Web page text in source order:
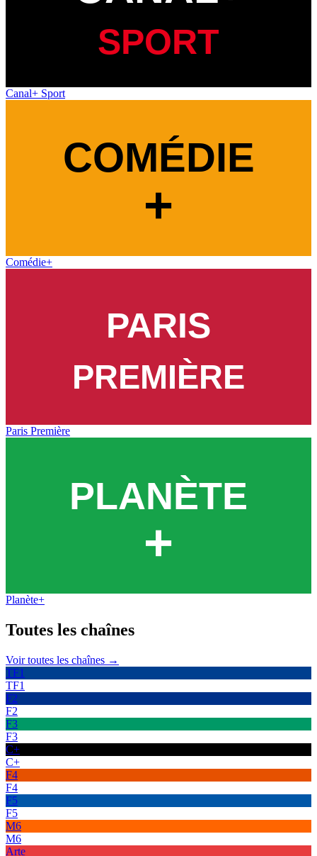
Canal+ Sport
Comédie+
Paris Première
Planète+
Toutes les chaînes
Voir toutes les chaînes →
TF1
TF1
F2
F2
F3
F3
C+
C+
F4
F4
F5
F5
M6
M6
Arte